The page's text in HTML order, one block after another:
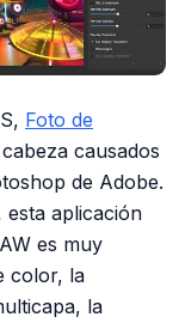
Foto de
causados
de Adobe.
aplicación
es muy
color, la
la